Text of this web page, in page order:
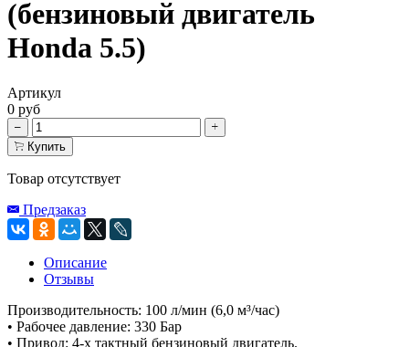
(бензиновый двигатель
Honda 5.5)
Артикул
0 руб
Купить
Товар отсутствует
Предзаказ
Описание
Отзывы
Производительность: 100 л/мин (6,0 м³/час)
• Рабочее давление: 330 Бар
• Привод: 4-х тактный бензиновый двигатель.